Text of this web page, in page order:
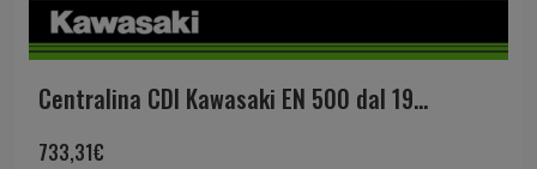
Centralina CDI Kawasaki EN 500 dal 19...
733,31€